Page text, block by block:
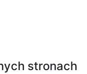
stronach